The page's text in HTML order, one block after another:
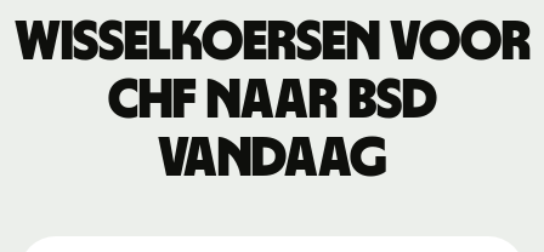
Wisselkoersen voor
CHF naar BSD
vandaag